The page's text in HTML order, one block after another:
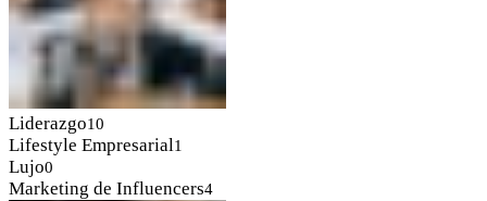
Liderazgo10
Lifestyle Empresarial1
Lujo0
Marketing de Influencers4